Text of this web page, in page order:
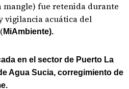
mangle) fue retenida durante
vigilancia acuática del
MiAmbiente).
en el sector de Puerto La
Agua Sucia, corregimiento de